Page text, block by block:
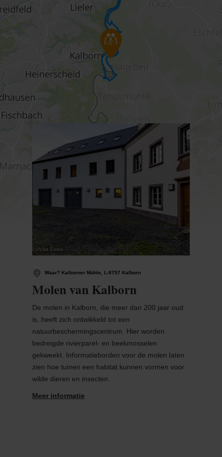
©Visit Éislek
Waar? Kalborner Mühle, L-9757 Kalborn
Molen van Kalborn
De molen in Kalborn, die meer dan 200 jaar oud
is, heeft zich ontwikkeld tot een
natuurbeschermingscentrum. Hier worden
bedreigde rivierparel- en beekmosselen
gekweekt. Informatieborden voor de molen laten
zien hoe tuinen een habitat kunnen vormen voor
wilde dieren en insecten.
Meer informatie